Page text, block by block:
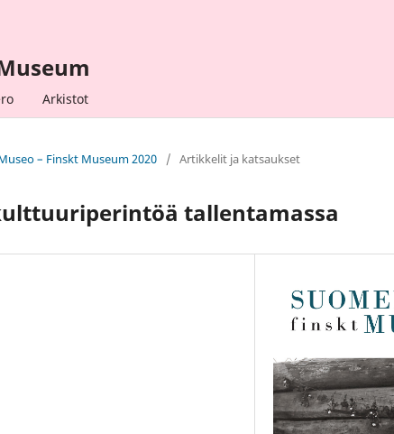
Arkistot
– Finskt Museum 2020 / Artikkelit ja katsaukset
tallentamassa